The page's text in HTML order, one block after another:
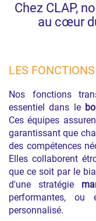
Chez CLAP,
au cœur
LES
Nos fonctions
essentiel dans le
Ces équipes
garantissant que
des compétences
Elles collaborent
que ce soit par le
d'une stratégie
performantes, ou
personnalisé.